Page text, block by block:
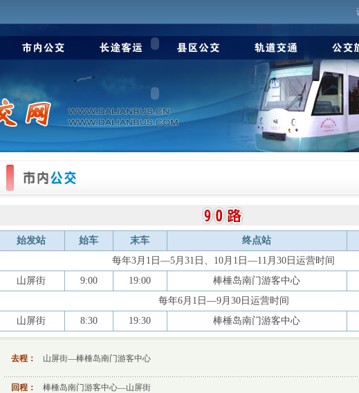
始发站 始车 末车 终点站
每年3月1日—5月31日、10月1日—11月30日运营时间
山屏街
9:00 19:00 棒棰岛南门游客中心
每年6月1日—9月30日运营时间
山屏街
8:30 19:30 棒棰岛南门游客中心
去程： 山屏街—棒棰岛南门游客中心
回程： 棒棰岛南门游客中心—山屏街